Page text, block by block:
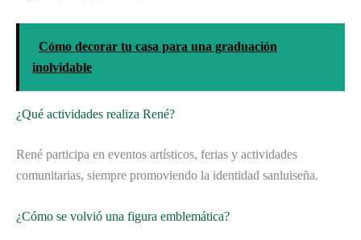
Cómo decorar tu casa para una graduación
inolvidable
¿Qué actividades realiza René?
René participa en eventos artísticos, ferias y actividades
comunitarias, siempre promoviendo la identidad sanluiseña.
¿Cómo se volvió una figura emblemática?